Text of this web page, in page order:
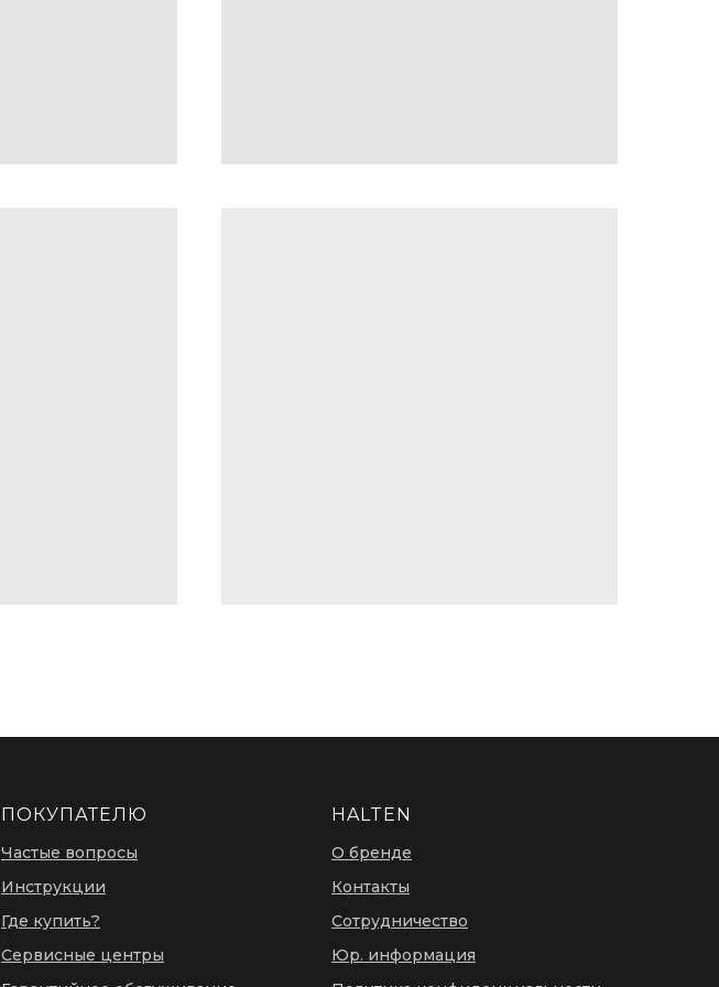
ПОКУПАТЕЛЮ
Частые вопросы
Инструкции
Где купить?
Сервисные центры
HALTEN
О бренде
Контакты
Сотрудничество
Юр. информация